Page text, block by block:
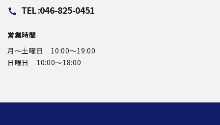
call TEL :046-825-0451
営業時間
月〜土曜日 10:00～19:00
日曜日 10:00〜18:00